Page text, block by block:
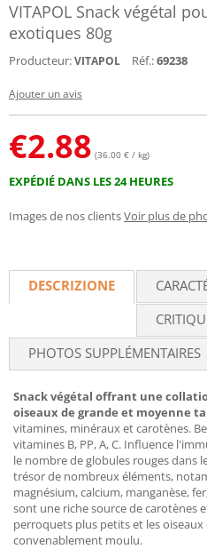
VITAPOL Snack végétal
exotiques 80g
Producteur:VITAPOL Réf.:69238
Ajouter un avis
€2.88 (36.00 € / kg)
EXPÉDIÉ DANS LES 24 HEURES
Images de nos clientsVoir plus de
DESCRIZIONE
PHOTOS SUPPLÉMENTAIRES
Snack végétal offrant une
oiseaux de grande et moyenne
vitamines, minéraux et carotènes.
vitamines B, PP, A, C. Influence
le nombre de globules rouges dans
trésor de nombreux éléments,
magnésium, calcium, manganèse,
sont une riche source de carotènes
perroquets plus petits et les
convenablement moulu.